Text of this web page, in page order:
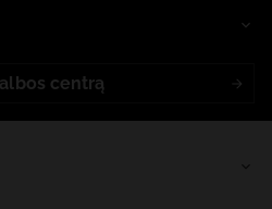
centrą